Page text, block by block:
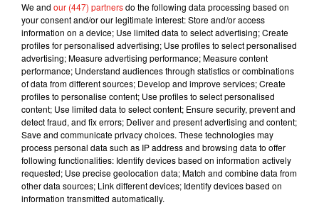
compare avec des hôpitaux de la région parisienne, on en a
eu6 ou 7 fois moinsparmi notre personnel», assure Thierry
Prazuck, qui salue par ailleurs le soutien de la population.
On reçoit des dons d’entreprises, de particuliers, on sent le
soutien (…), et ça nous fait du bien».À noter qu’une
cagnotte Leetchi a été lancée par le CHR d’Orléans, pour
récolter des dons pour les soignants.
Musique
We and our (447) partnersdo the following data processing based on
your consent and/or our legitimate interest: Store and/or access
information on a device; Use limited data to select advertising; Create
profiles for personalised advertising; Use profiles to select personalised
advertising; Measure advertising performance; Measure content
performance; Understand audiences through statistics or combinations
of data from different sources; Develop and improve services; Create
profiles to personalise content; Use profiles to select personalised
content; Use limited data to select content; Ensure security, prevent and
detect fraud, and fix errors; Deliver and present advertising and content;
Save and communicate privacy choices. These technologies may
process personal data such as IP address and browsing data to offer
following functionalities: Identify devices based on information actively
requested; Use precise geolocation data; Match and combine data from
other data sources; Link different devices; Identify devices based on
information transmitted automatically.